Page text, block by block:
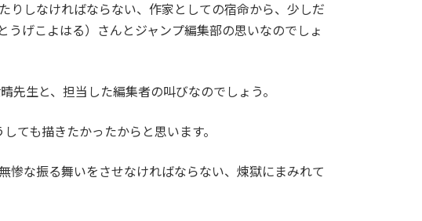
りしなければならない、作家としての宿命から、少しだ
げこよはる）さんとジャンプ編集部の思いなのでしょ
生と、担当した編集者の叫びなのでしょう。
ても描きたかったからと思います。
惨な振る舞いをさせなければならない、煉獄にまみれて